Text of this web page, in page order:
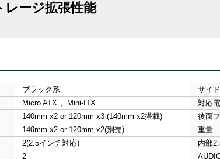
レージ拡張性能
ブラック系 サイ
Micro ATX 、Mini-ITX 対応
140mm x2 or 120mm x3 (140mm x2搭載) 後面
140mm x2 or 120mm x2(別売) 重量
2(2.5インチ対応) 内部
2